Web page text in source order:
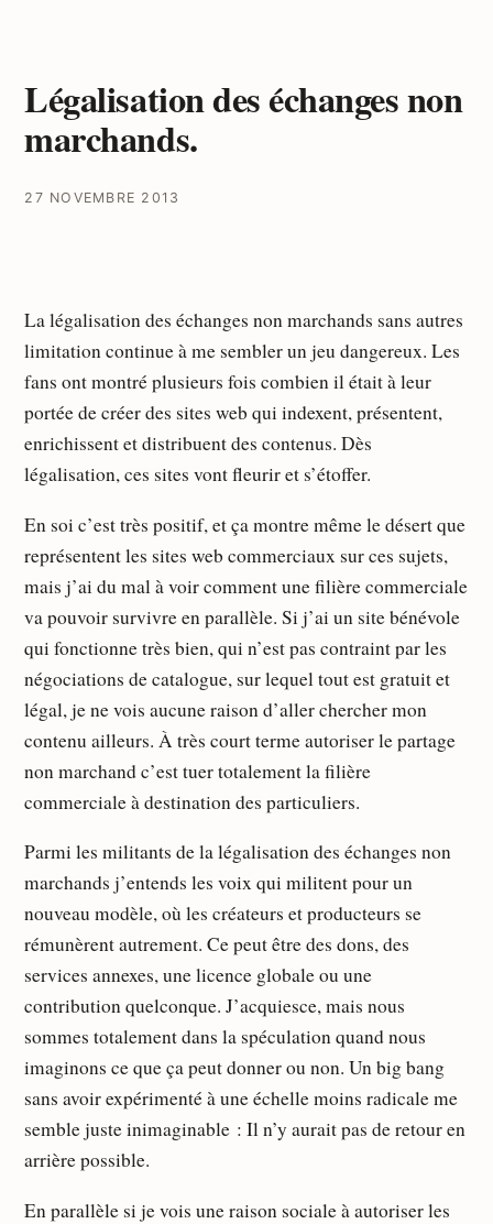
Légalisation des échanges non
marchands.
27 NOVEMBRE 2013
La légalisation des échanges non marchands sans autres
limitation continue à me sembler un jeu dangereux. Les
fans ont montré plusieurs fois combien il était à leur
portée de créer des sites web qui indexent, présentent,
enrichissent et distribuent des contenus. Dès
légalisation, ces sites vont fleurir et s’étoffer.
En soi c’est très positif, et ça montre même le désert que
représentent les sites web commerciaux sur ces sujets,
mais j’ai du mal à voir comment une filière commerciale
va pouvoir survivre en parallèle. Si j’ai un site bénévole
qui fonctionne très bien, qui n’est pas contraint par les
négociations de catalogue, sur lequel tout est gratuit et
légal, je ne vois aucune raison d’aller chercher mon
contenu ailleurs. À très court terme autoriser le partage
non marchand c’est tuer totalement la filière
commerciale à destination des particuliers.
Parmi les militants de la légalisation des échanges non
marchands j’entends les voix qui militent pour un
nouveau modèle, où les créateurs et producteurs se
rémunèrent autrement. Ce peut être des dons, des
services annexes, une licence globale ou une
contribution quelconque. J’acquiesce, mais nous
sommes totalement dans la spéculation quand nous
imaginons ce que ça peut donner ou non. Un big bang
sans avoir expérimenté à une échelle moins radicale me
semble juste inimaginable : Il n’y aurait pas de retour en
arrière possible.
En parallèle si je vois une raison sociale à autoriser les